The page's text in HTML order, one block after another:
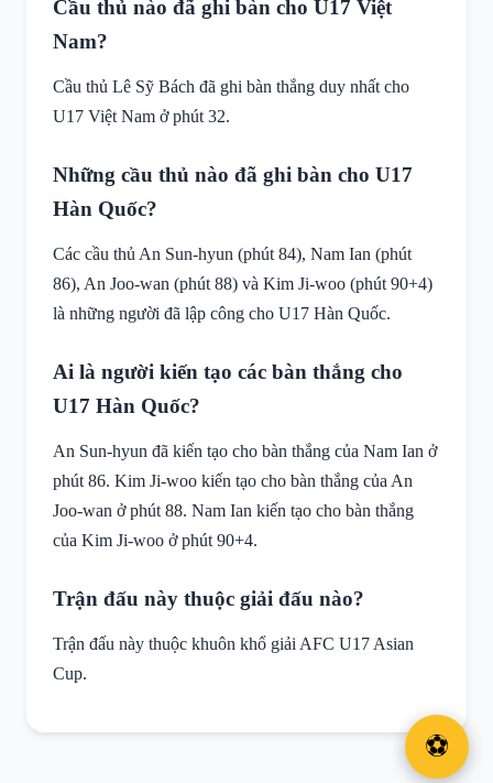
Cầu thủ nào đã ghi bàn cho U17 Việt
Nam?
Cầu thủ Lê Sỹ Bách đã ghi bàn thắng duy nhất cho
U17 Việt Nam ở phút 32.
Những cầu thủ nào đã ghi bàn cho U17
Hàn Quốc?
Các cầu thủ An Sun-hyun (phút 84), Nam Ian (phút
86), An Joo-wan (phút 88) và Kim Ji-woo (phút 90+4)
là những người đã lập công cho U17 Hàn Quốc.
Ai là người kiến tạo các bàn thắng cho
U17 Hàn Quốc?
An Sun-hyun đã kiến tạo cho bàn thắng của Nam Ian ở
phút 86. Kim Ji-woo kiến tạo cho bàn thắng của An
Joo-wan ở phút 88. Nam Ian kiến tạo cho bàn thắng
của Kim Ji-woo ở phút 90+4.
Trận đấu này thuộc giải đấu nào?
Trận đấu này thuộc khuôn khổ giải AFC U17 Asian
Cup.
⚽